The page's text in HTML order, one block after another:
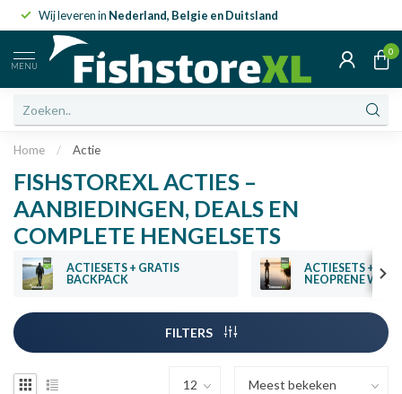
Wij leveren in Nederland, Belgie en Duitsland
MENU
0
Home / Actie
FISHSTOREXL ACTIES –
AANBIEDINGEN, DEALS EN
COMPLETE HENGELSETS
ACTIESETS + GRATIS
BACKPACK
ACTIESETS +
NEOPRENE
FILTERS